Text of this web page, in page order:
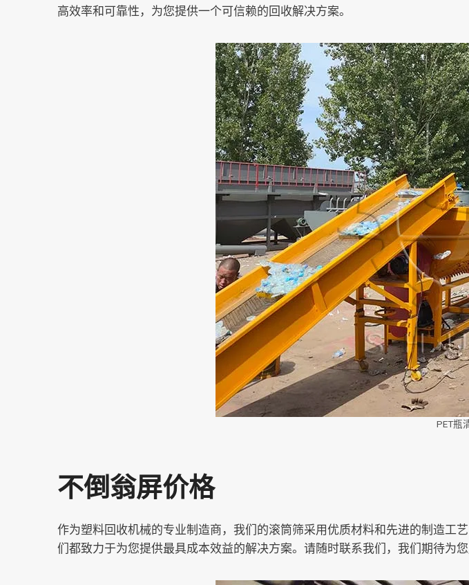
高效率和可靠性，为您提供一个可信赖的回收解决方案。
PET瓶
不倒翁屏价格
作为塑料回收机械的专业制造商，我们的滚筒筛采用优质材料和先进的制造工
们都致力于为您提供最具成本效益的解决方案。请随时联系我们，我们期待为您